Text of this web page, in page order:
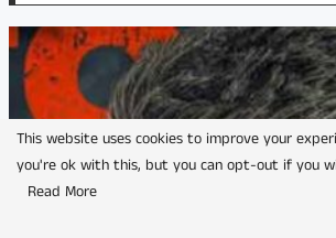
This website uses cookies to improve your
you're ok with this, but you can opt-out if you
Read More